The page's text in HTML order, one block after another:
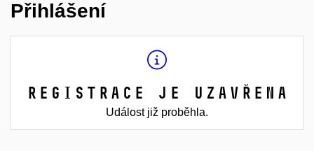
Přihlášení
Registrace je uzavřena
Událost již proběhla.